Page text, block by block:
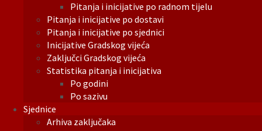
Pitanja i inicijative po radnom tijelu
Pitanja i inicijative po dostavi
Pitanja i inicijative po sjednici
Inicijative Gradskog vijeća
Zaključci Gradskog vijeća
Statistika pitanja i inicijativa
Po godini
Po sazivu
Sjednice
Arhiva zaključaka